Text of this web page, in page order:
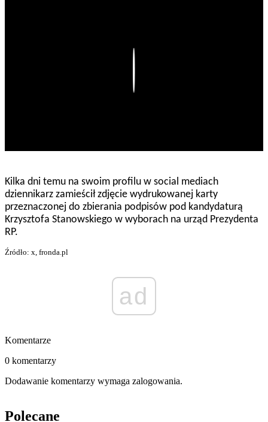
Kilka dni temu na swoim profilu w social mediach
dziennikarz zamieścił zdjęcie wydrukowanej karty
przeznaczonej do zbierania podpisów pod kandydaturą
Krzysztofa Stanowskiego w wyborach na urząd Prezydenta
RP.
Źródło: x, fronda.pl
ad
Komentarze
0 komentarzy
Dodawanie komentarzy wymaga zalogowania.
Polecane